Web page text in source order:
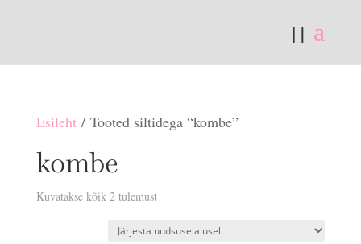
Esileht/ Tooted siltidega “kombe”
kombe
Kuvatakse kõik 2 tulemustSorditud